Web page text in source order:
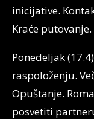
inicijative.
Kraće putovanje.
Ponedeljak
raspoloženju.
Opuštanje.
posvetiti